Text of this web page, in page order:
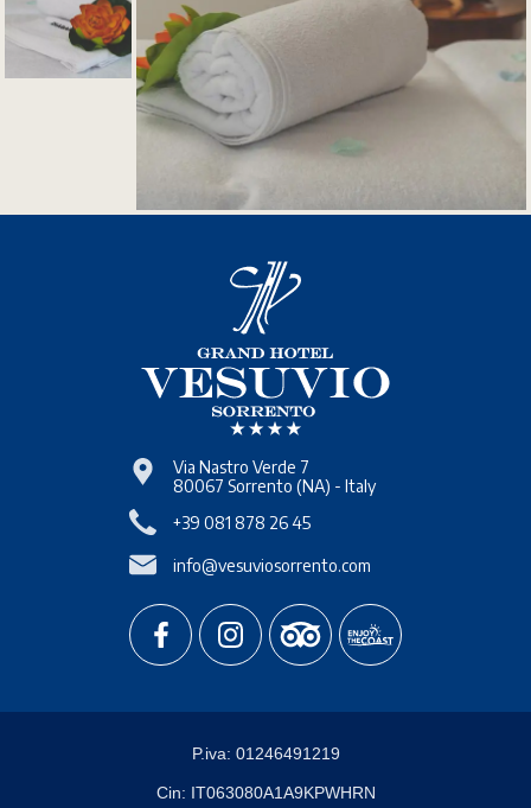
Via Nastro Verde 7
80067 Sorrento(NA) -Italy
+39 081 878 26 45
info@vesuviosorrento.com
P.iva: 01246491219
Cin: IT063080A1A9KPWHRN